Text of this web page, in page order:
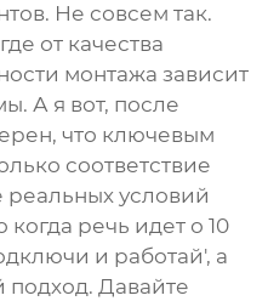
Не совсем так.
от качества
монтажа зависит
А я вот, после
что ключевым
соответствие
условий
речь идет о 10
и работай', а
Давайте